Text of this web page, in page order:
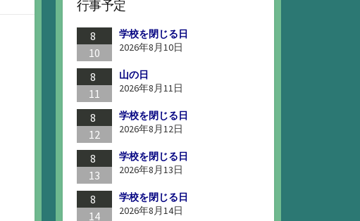
行事予定
8
10
学校を閉じる日
2026年8月10日
8
11
山の日
2026年8月11日
8
12
学校を閉じる日
2026年8月12日
8
13
学校を閉じる日
2026年8月13日
8
14
学校を閉じる日
2026年8月14日